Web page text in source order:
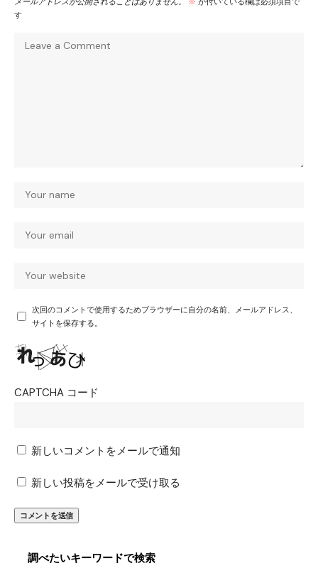
す
次回のコメントで使用するためブラウザーに自分の名前、メールアドレス、
サイトを保存する。
CAPTCHA コード
新しいコメントをメールで通知
新しい投稿をメールで受け取る
調べたいキーワードで検索